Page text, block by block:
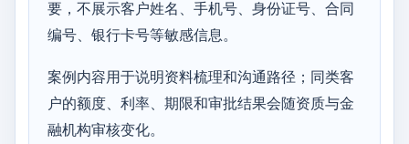
要，不展示客户姓名、手机号、身份证号、合同
编号、银行卡号等敏感信息。
案例内容用于说明资料梳理和沟通路径；同类客
户的额度、利率、期限和审批结果会随资质与金
融机构审核变化。